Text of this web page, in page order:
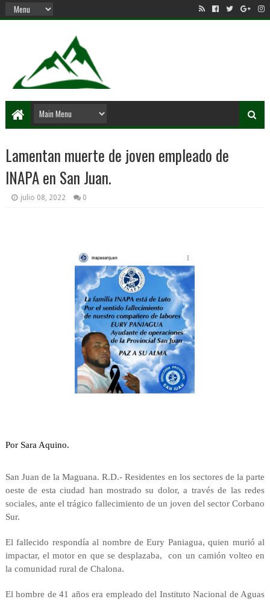
Lamentan muerte de joven empleado de
INAPA en San Juan.
julio 08, 2022 0
Por Sara Aquino.
San Juan de la Maguana. R.D.- Residentes en los sectores de la parte
oeste de esta ciudad han mostrado su dolor, a través de las redes
sociales, ante el trágico fallecimiento de un joven del sector Corbano
Sur.
El fallecido respondía al nombre de Eury Paniagua, quien murió al
impactar, el motor en que se desplazaba, con un camión volteo en
la comunidad rural de Chalona.
El hombre de 41 años era empleado del Instituto Nacional de Aguas